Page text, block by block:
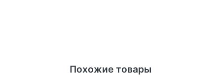
Похожие товары